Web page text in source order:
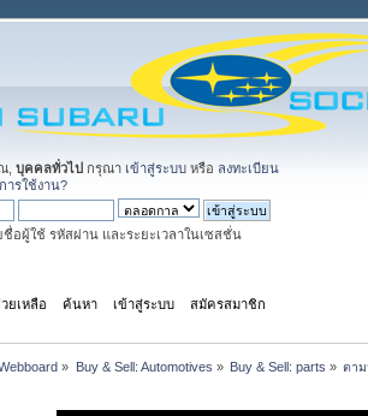
, บุคคลทั่วไป กรุณา เข้าสู่ระบบ หรือ ลงทะเบียน
ารใช้งาน?
ชื่อผู้ใช้ รหัสผ่าน และระยะเวลาในเซสชั่น
ยเหลือ ค้นหา เข้าสู่ระบบ สมัครสมาชิก
» Buy & Sell: Automotives » Buy & Sell: parts » ตา